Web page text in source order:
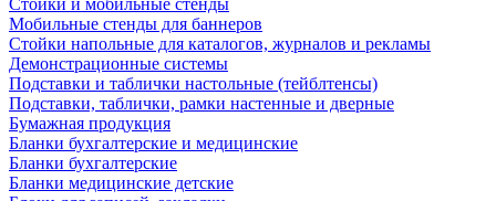
Стойки и мобильные стенды
Мобильные стенды для баннеров
Стойки напольные для каталогов, журналов и рекламы
Демонстрационные системы
Подставки и таблички настольные (тейблтенсы)
Подставки, таблички, рамки настенные и дверные
Бумажная продукция
Бланки бухгалтерские и медицинские
Бланки бухгалтерские
Бланки медицинские детские